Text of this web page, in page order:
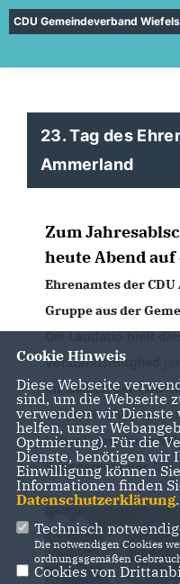
CDU Gemeindeverband
23. Tag des
Ammerland
Zum
heute Abend auf
Ehrenamtes der
Gruppe aus der
Die Laudatio hielt
Vorstandsmitglied
im Namen der CDU
Ortsbrandmeister
Freiwilligen
Engagement vor Ort.
Cookie Hinweis
Diese Webseite
sind, um die Webseite
verwenden wir
helfen, unser
Optmierung). Für die
Dienste, benötigen wir
Einwilligung können
Informationen finden
Datenschutzerklärung.
Technisch
Die notwendigen Cookies
ordnungsgemäßen
Cookies von